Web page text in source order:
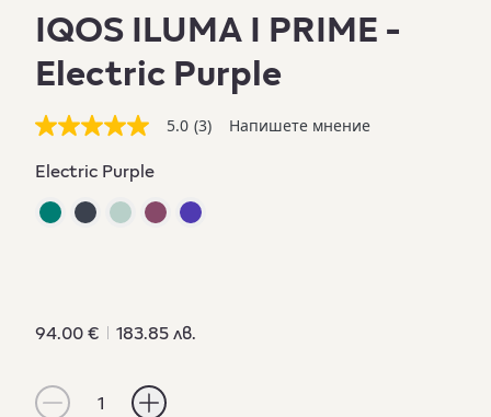
IQOS ILUMA I PRIME -
Electric Purple
5.0
5
звезди,
средна
стойност
Линк
към
страница.
5.0 (3) Напишете мнение
Electric Purple
94.00 € 183.85 лв.
1